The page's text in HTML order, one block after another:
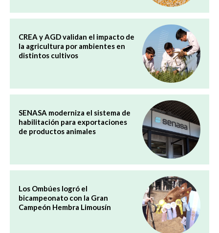
CREA y AGD validan el impacto de
la agricultura por ambientes en
distintos cultivos
SENASA moderniza el sistema de
habilitación para exportaciones
de productos animales
Los Ombúes logró el
bicampeonato con la Gran
Campeón Hembra Limousín